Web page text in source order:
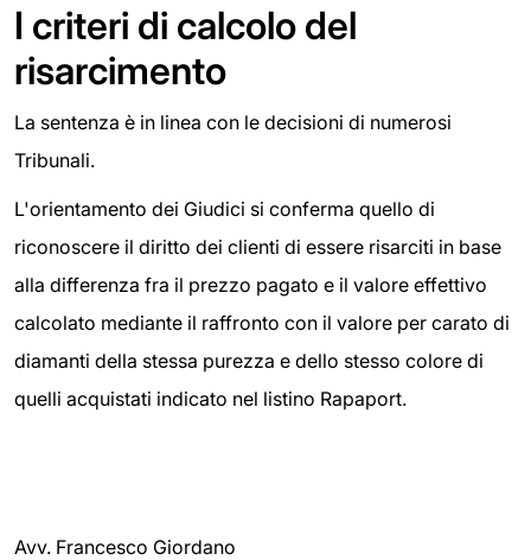
I criteri di calcolo del
risarcimento
La sentenza è in linea con le decisioni di numerosi
Tribunali.
L'orientamento dei Giudici si conferma quello di
riconoscere il diritto dei clienti di essere risarciti in base
alla differenza fra il prezzo pagato e il valore effettivo
calcolato mediante il raffronto con il valore per carato di
diamanti della stessa purezza e dello stesso colore di
quelli acquistati indicato nel listino Rapaport.
Avv. Francesco Giordano